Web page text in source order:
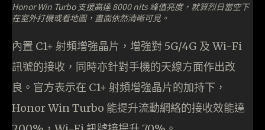
Honor Win Turbo 支援高達 8000 nits 峰值亮度，就算烈日當空下
在室外打機或看地圖，畫面依然清晰可見。
內置 C1+ 射頻增強晶片，增強對 5G/4G 及 Wi-Fi
訊號的接收，同時亦針對手機的天線方面作出改
良。官方表示在 C1+ 射頻增強晶片的加持下，
Honor Win Turbo 能提升流動網絡的接收效能達